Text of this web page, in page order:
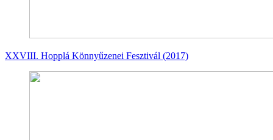
XXVIII. Hopplá Könnyűzenei Fesztivál (2017)